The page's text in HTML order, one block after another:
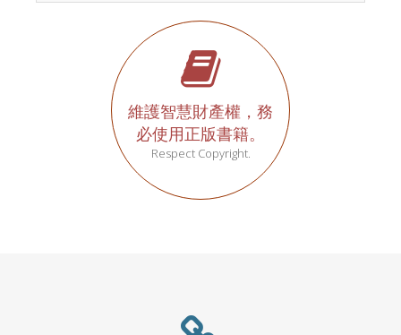
維護智慧財產權，務
必使用正版書籍。
Respect Copyright.